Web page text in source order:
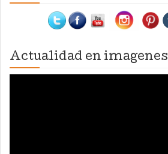
Actualidad en imagenes